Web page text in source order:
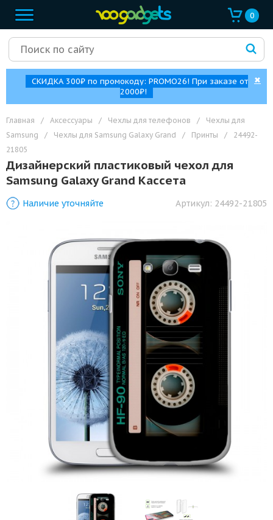
0
СКИДКА 300₽ по промокоду: PROMO26! При заказе от
2000₽!
✖
Главная / Аксессуары / Чехлы для телефонов /
Чехлы для
Samsung
/ Чехлы для Samsung Galaxy Grand / Принты /
24492-
21805
Дизайнерский пластиковый чехол для
Samsung Galaxy Grand Кассета
Наличие уточняйте Артикул: 24492-21805